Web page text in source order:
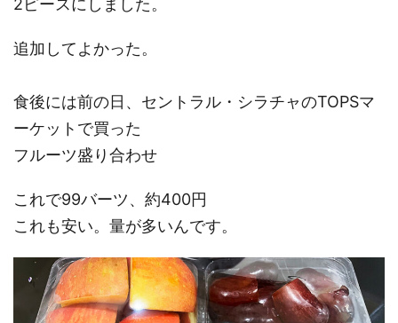
2ピースにしました。
追加してよかった。
食後には前の日、セントラル・シラチャのTOPSマ
ーケットで買った
フルーツ盛り合わせ
これで99バーツ、約400円
これも安い。量が多いんです。